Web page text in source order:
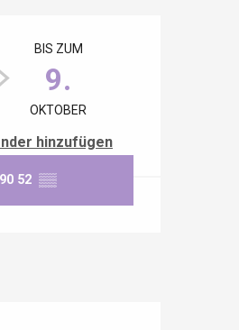
BIS ZUM
9.
OKTOBER
hinzufügen
52 ▒▒